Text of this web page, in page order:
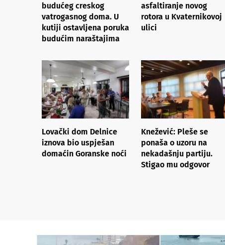
budućeg creskog
vatrogasnog doma. U
kutiji ostavljena poruka
budućim naraštajima
asfaltiranje novog
rotora u Kvaternikovoj
ulici
Lovački dom Delnice
iznova bio uspješan
domaćin Goranske noći
Knežević: Pleše se
ponaša o uzoru na
nekadašnju partiju.
Stigao mu odgovor